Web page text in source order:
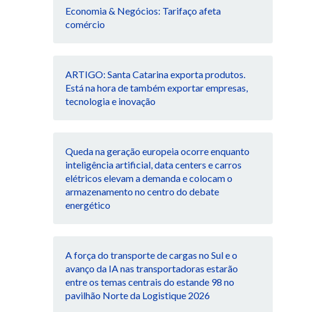
Economia & Negócios: Tarifaço afeta
comércio
ARTIGO: Santa Catarina exporta produtos.
Está na hora de também exportar empresas,
tecnologia e inovação
Queda na geração europeia ocorre enquanto
inteligência artificial, data centers e carros
elétricos elevam a demanda e colocam o
armazenamento no centro do debate
energético
A força do transporte de cargas no Sul e o
avanço da IA nas transportadoras estarão
entre os temas centrais do estande 98 no
pavilhão Norte da Logistique 2026